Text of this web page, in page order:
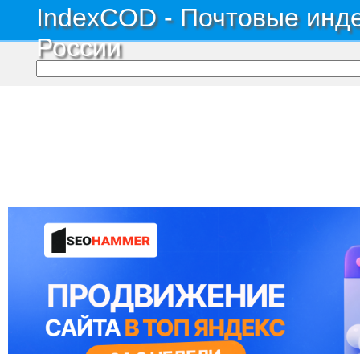
IndexCOD - Почтовые
России